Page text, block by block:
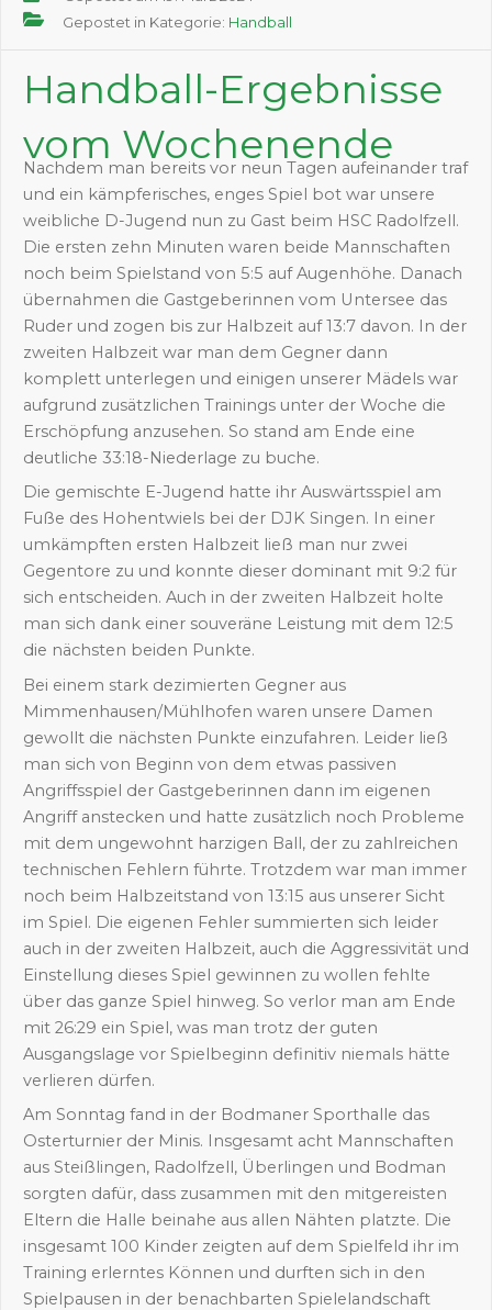
Gepostet in Kategorie: Handball
Handball-Ergebnisse
vom Wochenende
Nachdem man bereits vor neun Tagen aufeinander traf
und ein kämpferisches, enges Spiel bot war unsere
weibliche D-Jugend nun zu Gast beim HSC Radolfzell.
Die ersten zehn Minuten waren beide Mannschaften
noch beim Spielstand von 5:5 auf Augenhöhe. Danach
übernahmen die Gastgeberinnen vom Untersee das
Ruder und zogen bis zur Halbzeit auf 13:7 davon. In der
zweiten Halbzeit war man dem Gegner dann
komplett unterlegen und einigen unserer Mädels war
aufgrund zusätzlichen Trainings unter der Woche die
Erschöpfung anzusehen. So stand am Ende eine
deutliche 33:18-Niederlage zu buche.
Die gemischte E-Jugend hatte ihr Auswärtsspiel am
Fuße des Hohentwiels bei der DJK Singen. In einer
umkämpften ersten Halbzeit ließ man nur zwei
Gegentore zu und konnte dieser dominant mit 9:2 für
sich entscheiden. Auch in der zweiten Halbzeit holte
man sich dank einer souveräne Leistung mit dem 12:5
die nächsten beiden Punkte.
Bei einem stark dezimierten Gegner aus
Mimmenhausen/Mühlhofen waren unsere Damen
gewollt die nächsten Punkte einzufahren. Leider ließ
man sich von Beginn von dem etwas passiven
Angriffsspiel der Gastgeberinnen dann im eigenen
Angriff anstecken und hatte zusätzlich noch Probleme
mit dem ungewohnt harzigen Ball, der zu zahlreichen
technischen Fehlern führte. Trotzdem war man immer
noch beim Halbzeitstand von 13:15 aus unserer Sicht
im Spiel. Die eigenen Fehler summierten sich leider
auch in der zweiten Halbzeit, auch die Aggressivität und
Einstellung dieses Spiel gewinnen zu wollen fehlte
über das ganze Spiel hinweg. So verlor man am Ende
mit 26:29 ein Spiel, was man trotz der guten
Ausgangslage vor Spielbeginn definitiv niemals hätte
verlieren dürfen.
Am Sonntag fand in der Bodmaner Sporthalle das
Osterturnier der Minis. Insgesamt acht Mannschaften
aus Steißlingen, Radolfzell, Überlingen und Bodman
sorgten dafür, dass zusammen mit den mitgereisten
Eltern die Halle beinahe aus allen Nähten platzte. Die
insgesamt 100 Kinder zeigten auf dem Spielfeld ihr im
Training erlerntes Können und durften sich in den
Spielpausen in der benachbarten Spielelandschaft